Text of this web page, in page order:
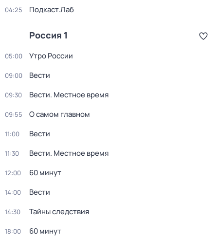
04:25 Подкаст.Лаб
Россия 1
05:00 Утро России
09:00 Вести
09:30 Вести. Местное время
09:55 О самом главном
11:00 Вести
11:30 Вести. Местное время
12:00 60 минут
14:00 Вести
14:30 Тайны следствия
18:00 60 минут